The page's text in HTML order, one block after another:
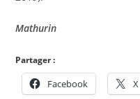
Mathurin
Partager :
Facebook X